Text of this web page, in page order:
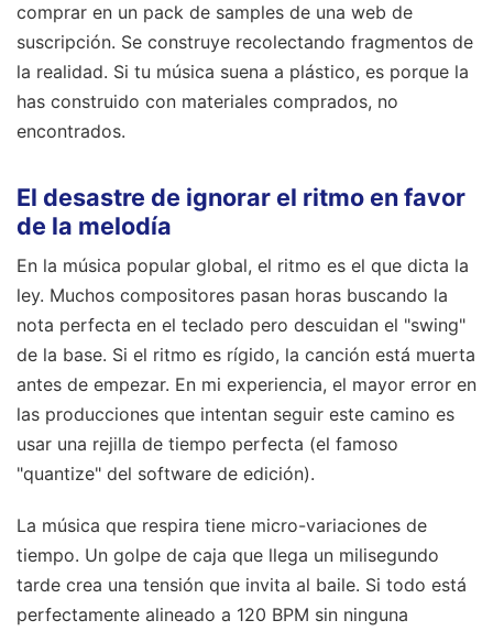
comprar en un pack de samples de una web de
suscripción. Se construye recolectando fragmentos de
la realidad. Si tu música suena a plástico, es porque la
has construido con materiales comprados, no
encontrados.
El desastre de ignorar el ritmo en favor
de la melodía
En la música popular global, el ritmo es el que dicta la
ley. Muchos compositores pasan horas buscando la
nota perfecta en el teclado pero descuidan el "swing"
de la base. Si el ritmo es rígido, la canción está muerta
antes de empezar. En mi experiencia, el mayor error en
las producciones que intentan seguir este camino es
usar una rejilla de tiempo perfecta (el famoso
"quantize" del software de edición).
La música que respira tiene micro-variaciones de
tiempo. Un golpe de caja que llega un milisegundo
tarde crea una tensión que invita al baile. Si todo está
perfectamente alineado a 120 BPM sin ninguna